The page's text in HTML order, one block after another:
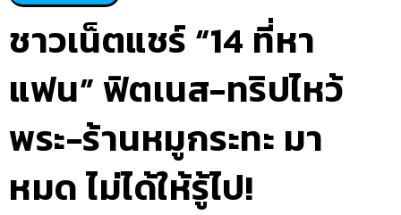
ชาวเน็ตแชร์ “14 ที่หา
แฟน” ฟิตเนส-ทริปไหว้
พระ-ร้านหมูกระทะ มา
หมด ไม่ได้ให้รู้ไป!